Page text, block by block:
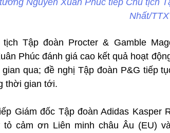
Nhất/
tịch Tập đoàn Procter & Gamble
Phúc đánh giá cao kết quả hoạt
qua; đề nghị Tập đoàn P&G tiếp
thời gian tới.
Giám đốc Tập đoàn Adidas Kasper
tỏ cảm ơn Liên minh châu Âu (EU)